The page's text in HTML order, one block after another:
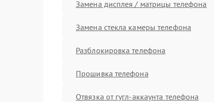
Замена дисплея / матрицы телефона
Замена стекла камеры телефона
Разблокировка телефона
Прошивка телефона
Отвязка от гугл-аккаунта телефона